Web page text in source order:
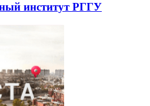
институт РГГУ